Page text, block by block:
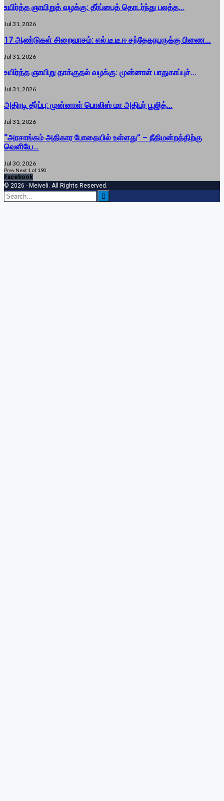
உயிர்த்த ஞாயிறுத் வழக்கு: தீர்ப்பைத் தொடர்ந்து பலத்த…
Jul 31, 2026
17 ஆண்டுகள் சிறைவாசம்: எல்.டீ.டீ.ஈ சந்தேகநபருக்கு பிணை…
Jul 31, 2026
உயிர்த்த ஞாயிறு தாக்குதல் வழக்கு: முன்னாள் பாதுகாப்புச்…
Jul 31, 2026
அதிரடி தீர்ப்பு: முன்னாள் பொலிஸ் மா அதிபர் பூஜித்…
Jul 31, 2026
“அரசாங்கம் அதிகார போதையில் உள்ளது” – நீதிமன்றத்திற்கு
வெளியே…
Jul 30, 2026
Prev Next 1 of 190
Facebook
© 2026 - Meiveli. All Rights Reserved.